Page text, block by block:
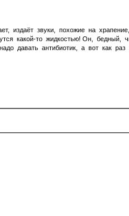
издаёт звуки, похожие на
какой-то жидкостью! Он, бедный,
давать антибиотик, а вот как